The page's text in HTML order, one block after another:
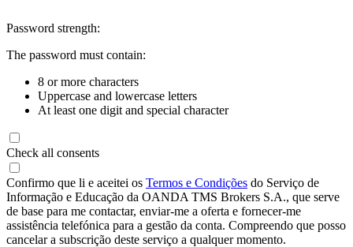
Password strength:
The password must contain:
8 or more characters
Uppercase and lowercase letters
At least one digit and special character
Check all consents
Confirmo que li e aceitei os Termos e Condições do Serviço de
Informação e Educação da OANDA TMS Brokers S.A., que serve
de base para me contactar, enviar-me a oferta e fornecer-me
assistência telefónica para a gestão da conta. Compreendo que posso
cancelar a subscrição deste serviço a qualquer momento.